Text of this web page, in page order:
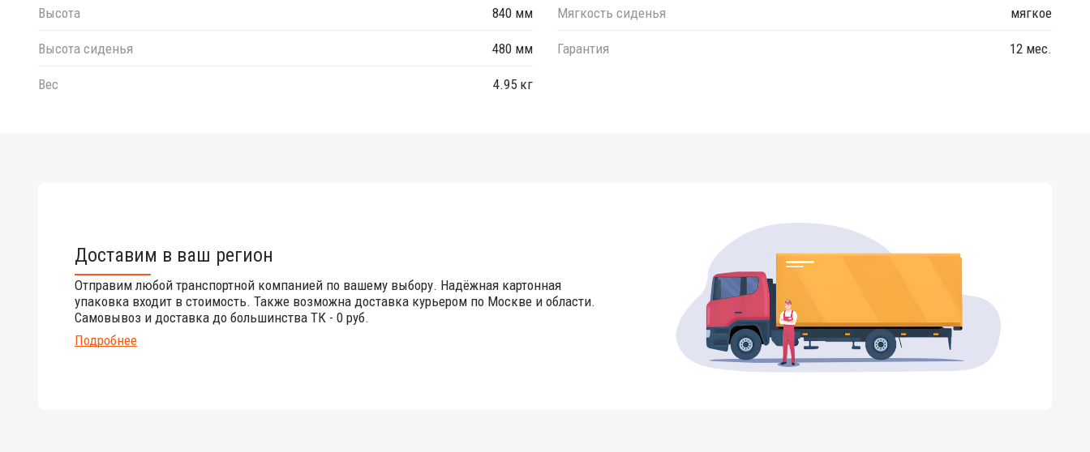
Высота 840 мм
Высота сиденья 480 мм
Вес 4.95 кг
Мягкость сиденья мягкое
Гарантия 12 мес.
Доставим в ваш регион
Отправим любой транспортной компанией по вашему выбору. Надёжная картонная
упаковка входит в стоимость. Также возможна доставка курьером по Москве и области.
Самовывоз и доставка до большинства ТК - 0 руб.
Подробнее